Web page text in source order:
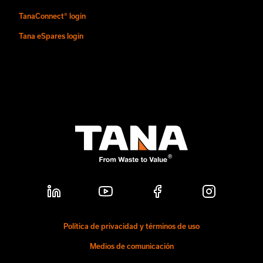
TanaConnect® login
Tana eSpares login
Política de privacidad y términos de uso
Medios de comunicación